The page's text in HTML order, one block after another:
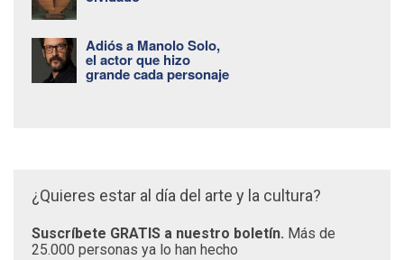
Adiós a Manolo Solo,
el actor que hizo
grande cada personaje
¿Quieres estar al día del arte y la cultura?
Suscríbete GRATIS a nuestro boletín. Más de
25.000 personas ya lo han hecho